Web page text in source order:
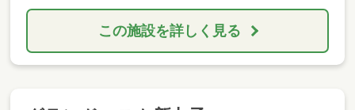
この施設を詳しく見る